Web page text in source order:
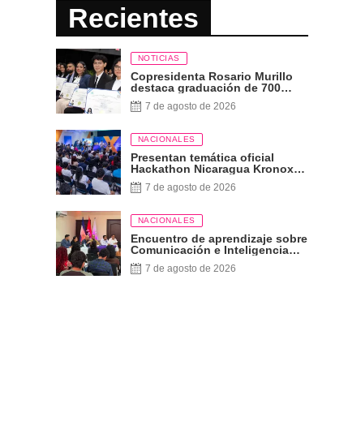
Recientes
NOTICIAS
Copresidenta Rosario Murillo
destaca graduación de 700
nuevos profesionales Pueblo
Presidente
7 de agosto de 2026
NACIONALES
Presentan temática oficial
Hackathon Nicaragua Kronox
2026, 10 años ¡Siempre Más
Allá!7 de agosto de 2026
NACIONALES
Encuentro de aprendizaje sobre
Comunicación e Inteligencia
Artificial
7 de agosto de 2026